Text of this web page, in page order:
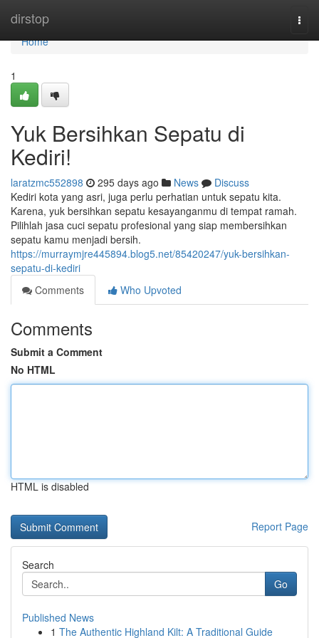
dirstop
Home
Home
1
Yuk Bersihkan Sepatu di
Kediri!
laratzmc552898 295 days ago News
Discuss
Kediri kota yang asri, juga perlu perhatian untuk sepatu kita.
Karena, yuk bersihkan sepatu kesayanganmu di tempat ramah.
Pilihlah jasa cuci sepatu profesional yang siap membersihkan
sepatu kamu menjadi bersih.
https://murraymjre445894.blog5.net/85420247/yuk-bersihkan-
sepatu-di-kediri
Comments
Who Upvoted
Comments
Submit a Comment
No HTML
HTML is disabled
Report Page
Search
Go
Published News
1 The Authentic Highland Kilt: A Traditional Guide